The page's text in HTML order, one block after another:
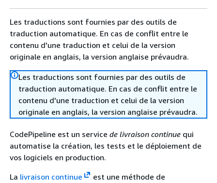
Les traductions sont fournies par des outils de
traduction automatique. En cas de conflit entre le
contenu d'une traduction et celui de la version
originale en anglais, la version anglaise prévaudra.
Les traductions sont fournies par des outils de
traduction automatique. En cas de conflit entre le
contenu d'une traduction et celui de la version
originale en anglais, la version anglaise prévaudra.
CodePipeline est un service de livraison continue qui
automatise la création, les tests et le déploiement de
vos logiciels en production.
La livraison continue
est une méthode de